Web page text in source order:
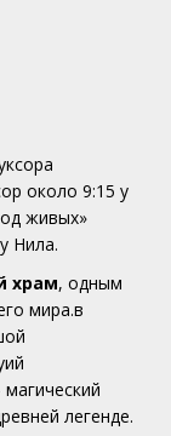
около 9:15 у
живых»
Нила.
храм, одным
мира.в
легенде.